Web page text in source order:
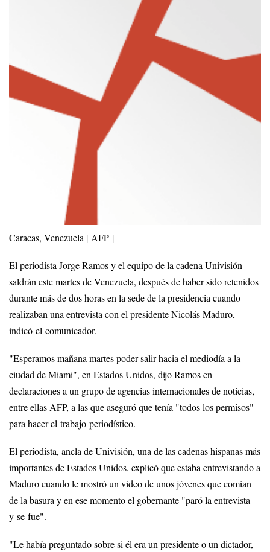
Caracas, Venezuela | AFP |
El periodista Jorge Ramos y el equipo de la cadena Univisión
saldrán este martes de Venezuela, después de haber sido retenidos
durante más de dos horas en la sede de la presidencia cuando
realizaban una entrevista con el presidente Nicolás Maduro,
indicó el comunicador.
"Esperamos mañana martes poder salir hacia el mediodía a la
ciudad de Miami", en Estados Unidos, dijo Ramos en
declaraciones a un grupo de agencias internacionales de noticias,
entre ellas AFP, a las que aseguró que tenía "todos los permisos"
para hacer el trabajo periodístico.
El periodista, ancla de Univisión, una de las cadenas hispanas más
importantes de Estados Unidos, explicó que estaba entrevistando a
Maduro cuando le mostró un video de unos jóvenes que comían
de la basura y en ese momento el gobernante "paró la entrevista
y se fue".
"Le había preguntado sobre si él era un presidente o un dictador,